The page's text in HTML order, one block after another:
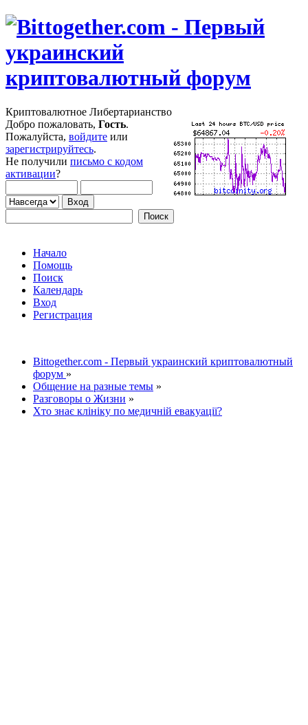
Криптовалютное Либертарианство
Добро пожаловать, Гость.
Пожалуйста, войдите или
зарегистрируйтесь.
Не получили письмо с кодом
активации?
Начало
Помощь
Поиск
Календарь
Вход
Регистрация
Bittogether.com - Первый украинский криптовалютный
форум »
Общение на разные темы »
Разговоры о Жизни »
Хто знає клініку по медичній евакуації?